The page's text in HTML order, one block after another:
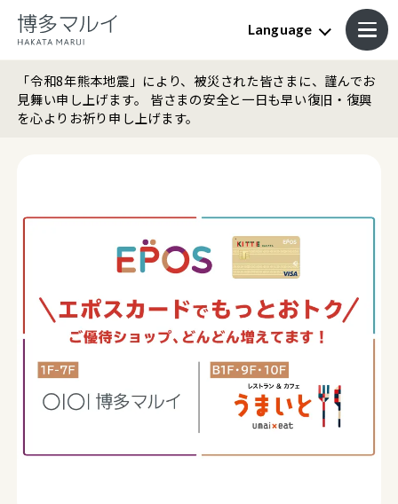
Language
「令和8年熊本地震」により、被災された皆さまに、謹んでお
見舞い申し上げます。 皆さまの安全と一日も早い復旧・復興
を心よりお祈り申し上げます。